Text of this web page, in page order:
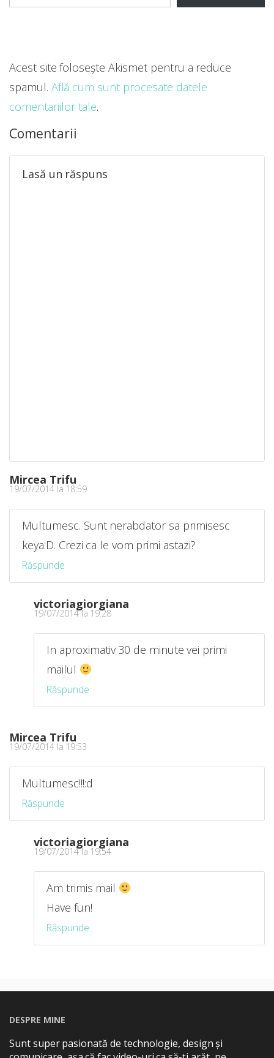
Comentarii
Mircea Trifu
19/07/2014 la 18:59
Multumesc. Sunt nerabdator sa primisesc
keya:D. Crezi ca le vom primi astazi?
Răspunde
victoriagiorgiana
19/07/2014 la 19:28
In aproximativ 30 de minute vei primi
mailul
Răspunde
Mircea Trifu
19/07/2014 la 19:53
Multumesc!!!:d
Răspunde
victoriagiorgiana
19/07/2014 la 19:54
Am trimis mail
Have fun!
Răspunde
Lasă un răspuns
Acest site folosește Akismet pentru a reduce
spamul. Află cum sunt procesate datele
comentariilor tale.
DESPRE MINE
Sunt super pasionată de technologie, design și